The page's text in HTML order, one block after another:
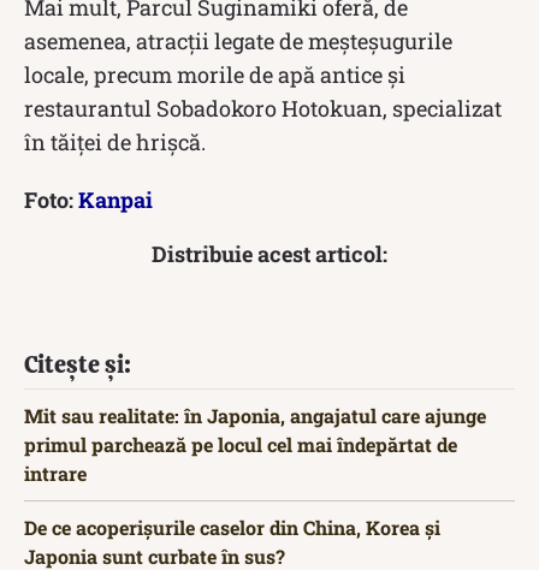
Mai mult, Parcul Suginamiki oferă, de
asemenea, atracții legate de meșteșugurile
locale, precum morile de apă antice și
restaurantul Sobadokoro Hotokuan, specializat
în tăiței de hrișcă.
Foto:Kanpai
Distribuie acest articol:
Citește și:
Mit sau realitate: în Japonia, angajatul care ajunge
primul parchează pe locul cel mai îndepărtat de
intrare
De ce acoperișurile caselor din China, Korea și
Japonia sunt curbate în sus?